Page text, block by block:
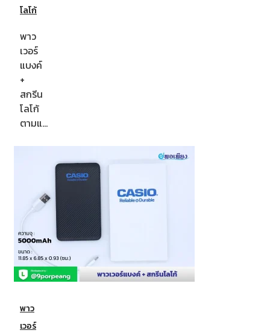
โลโก้
พาว
เวอร์
แบงค์
+
สกรีน
โลโก้
ตามแ…
พาว
เวอร์